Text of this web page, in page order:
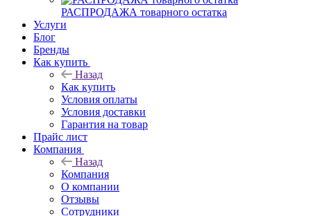
РАСПРОДАЖА товарного остатка
Услуги
Блог
Бренды
Как купить
Назад
Как купить
Условия оплаты
Условия доставки
Гарантия на товар
Прайс лист
Компания
Назад
Компания
О компании
Отзывы
Сотрудники